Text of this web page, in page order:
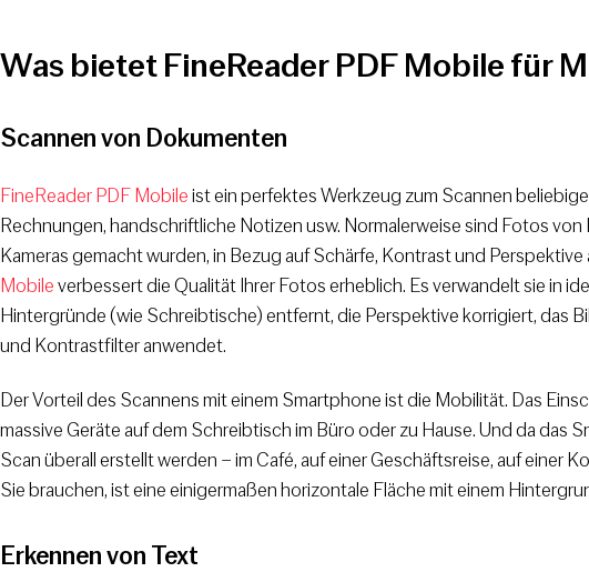
Was bietet FineReader PDF Mobile für
Scannen von Dokumenten
FineReader PDF Mobileist ein perfektes Werkzeug zum Scannen
Rechnungen, handschriftliche Notizen usw. Normalerweise sind Fotos
Kameras gemacht wurden, in Bezug auf Schärfe, Kontrast und Perspektive
Mobileverbessert die Qualität Ihrer Fotos erheblich. Es verwandelt sie in
Hintergründe (wie Schreibtische) entfernt, die Perspektive korrigiert, das
und Kontrastfilter anwendet.
Der Vorteil des Scannens mit einem Smartphone ist die Mobilität. Das
massive Geräte auf dem Schreibtisch im Büro oder zu Hause. Und da das
Scan überall erstellt werden – im Café, auf einer Geschäftsreise, auf einer
Sie brauchen, ist eine einigermaßen horizontale Fläche mit einem
Erkennen von Text